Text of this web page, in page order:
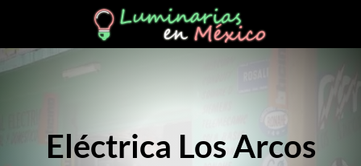
Eléctrica Los Arcos